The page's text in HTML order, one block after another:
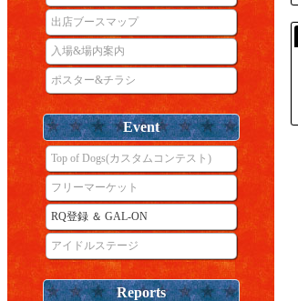
出店ブースマップ
入場&場内案内
ポスター&チラシ
Event
Top of Dogs(カスタムコンテスト)
フリーマーケット
RQ登録 ＆ GAL-ON
アイドルステージ
Reports